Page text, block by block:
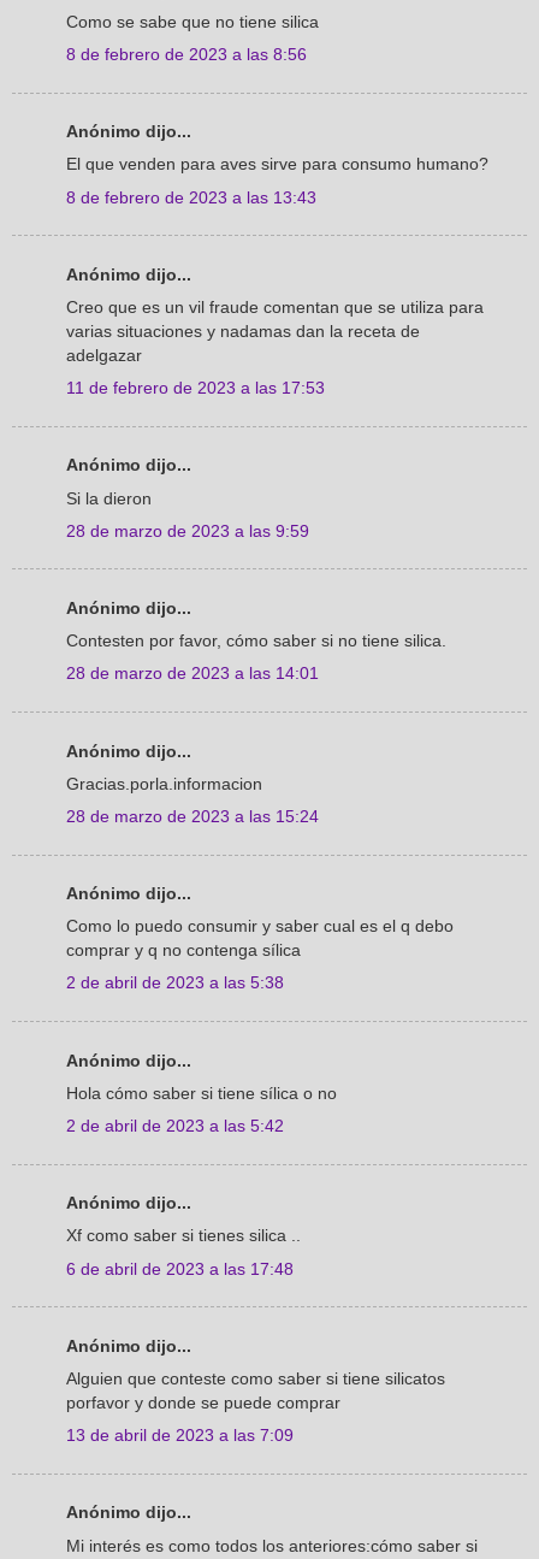
Como se sabe que no tiene silica
8 de febrero de 2023 a las 8:56
Anónimo dijo...
El que venden para aves sirve para consumo humano?
8 de febrero de 2023 a las 13:43
Anónimo dijo...
Creo que es un vil fraude comentan que se utiliza para
varias situaciones y nadamas dan la receta de
adelgazar
11 de febrero de 2023 a las 17:53
Anónimo dijo...
Si la dieron
28 de marzo de 2023 a las 9:59
Anónimo dijo...
Contesten por favor, cómo saber si no tiene silica.
28 de marzo de 2023 a las 14:01
Anónimo dijo...
Gracias.porla.informacion
28 de marzo de 2023 a las 15:24
Anónimo dijo...
Como lo puedo consumir y saber cual es el q debo
comprar y q no contenga sílica
2 de abril de 2023 a las 5:38
Anónimo dijo...
Hola cómo saber si tiene sílica o no
2 de abril de 2023 a las 5:42
Anónimo dijo...
Xf como saber si tienes silica ..
6 de abril de 2023 a las 17:48
Anónimo dijo...
Alguien que conteste como saber si tiene silicatos
porfavor y donde se puede comprar
13 de abril de 2023 a las 7:09
Anónimo dijo...
Mi interés es como todos los anteriores:cómo saber si